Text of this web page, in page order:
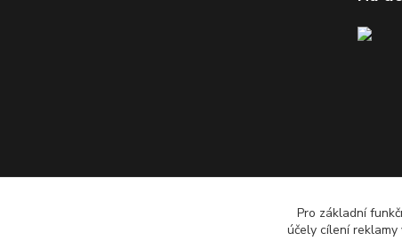
Pro základní
účely cílení